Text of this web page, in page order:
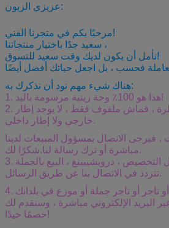
عزيزي الزبون:
مرحبًا بكم في متجرنا الفني!
سعيد جدًا باختيار منتجاتنا ،
نأمل أن يكون لديك وقت سعيد للتسوق!
هناك شيء مهم نود أن نذكرك به:
1. هذا هو 100٪ وحة زيتية مرسومة باليد!
2. هذه لوحة غير مؤطرة ، قماش ملفوف فقط ، لا يوجد إطار
خارجي ولا إطار داخلي.
، فيرجى الاتصال بمسؤول المبيعات لدينا
مباشرة أو ترك رسالة لنا.شكرًا لك.
3. نحن نقبل التخصيص ، دروبشيبينغ ، البيع بالجملة ، OEM ، إلخ. لا
تتردد في الاتصال بنا عن طريق الرسائل.
4. إذا كنت مورد لوحة زيتية أو تاجر أو تاجر جملة أو موزع في بلدانك
البريد الإلكتروني مباشرة ، وسنقدم لك
خصمًا جيدًا!